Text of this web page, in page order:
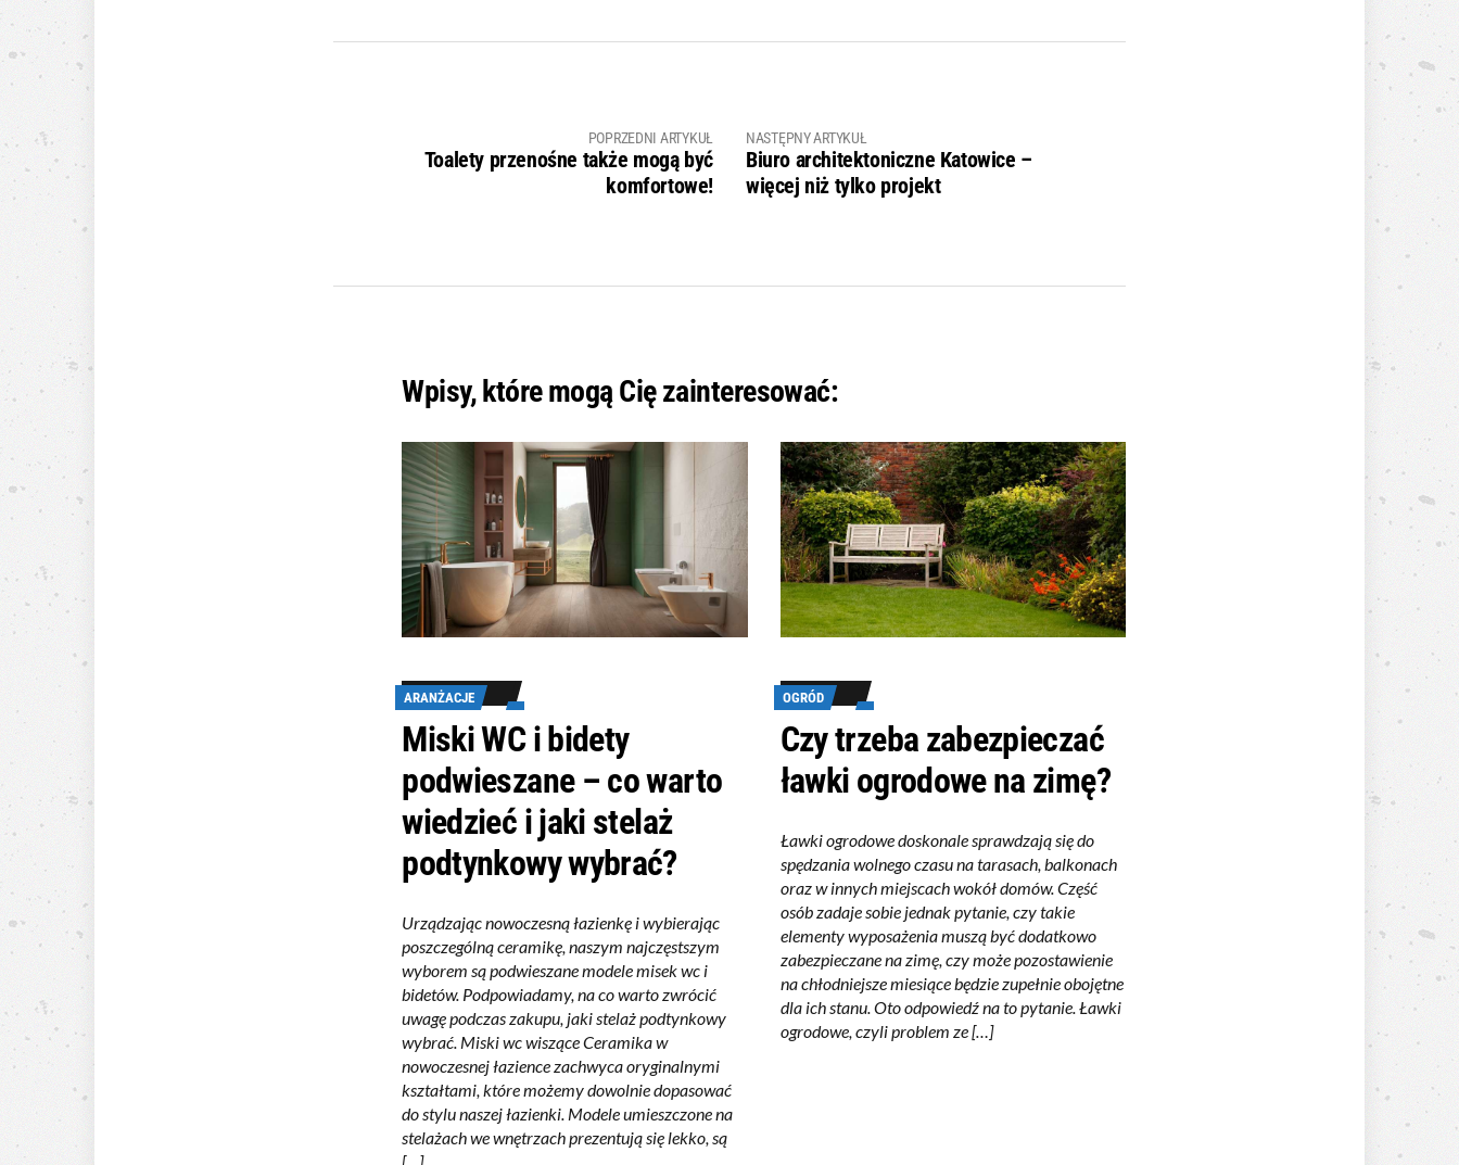
POPRZEDNI ARTYKUŁ
Toalety przenośne także mogą być
komfortowe!
NASTĘPNY ARTYKUŁ
Biuro architektoniczne Katowice –
więcej niż tylko projekt
Wpisy, które mogą Cię zainteresować:
ARANŻACJE
Miski WC i bidety
podwieszane – co warto
wiedzieć i jaki stelaż
podtynkowy wybrać?
Urządzając nowoczesną łazienkę i wybierając
poszczególną ceramikę, naszym najczęstszym
wyborem są podwieszane modele misek wc i
bidetów. Podpowiadamy, na co warto zwrócić
uwagę podczas zakupu, jaki stelaż podtynkowy
wybrać. Miski wc wiszące Ceramika w
nowoczesnej łazience zachwyca oryginalnymi
kształtami, które możemy dowolnie dopasować
do stylu naszej łazienki. Modele umieszczone na
stelażach we wnętrzach prezentują się lekko, są
OGRÓD
Czy trzeba zabezpieczać
ławki ogrodowe na zimę?
Ławki ogrodowe doskonale sprawdzają się do
spędzania wolnego czasu na tarasach, balkonach
oraz w innych miejscach wokół domów. Część
osób zadaje sobie jednak pytanie, czy takie
elementy wyposażenia muszą być dodatkowo
zabezpieczane na zimę, czy może pozostawienie
na chłodniejsze miesiące będzie zupełnie obojętne
dla ich stanu. Oto odpowiedź na to pytanie. Ławki
ogrodowe, czyli problem ze […]